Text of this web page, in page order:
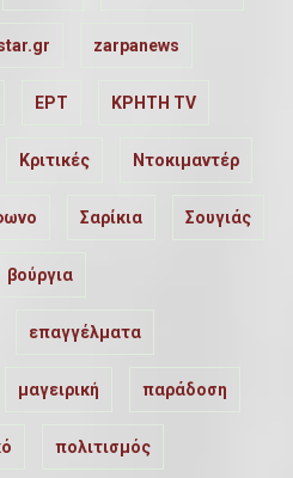
zarpanews
ΕΡΤ ΚΡΗΤΗ TV
Κριτικές Ντοκιμαντέρ
Σαρίκια Σουγιάς
βούργια
επαγγέλματα
μαγειρική παράδοση
πολιτισμός